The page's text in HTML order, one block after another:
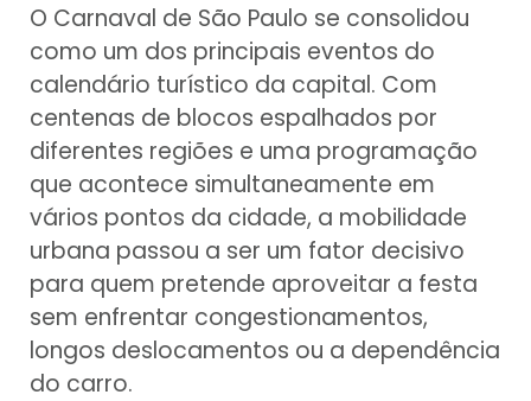
O Carnaval de São Paulo se consolidou
como um dos principais eventos do
calendário turístico da capital. Com
centenas de blocos espalhados por
diferentes regiões e uma programação
que acontece simultaneamente em
vários pontos da cidade, a mobilidade
urbana passou a ser um fator decisivo
para quem pretende aproveitar a festa
sem enfrentar congestionamentos,
longos deslocamentos ou a dependência
do carro.